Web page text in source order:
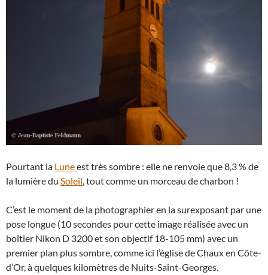
Pourtant la Luneest très sombre : elle ne renvoie que 8,3 % de
la lumière du Soleil , tout comme un morceau de charbon !
C’est le moment de la photographier en la surexposant par une
pose longue (10 secondes pour cette image réalisée avec un
boîtier Nikon D 3200 et son objectif 18-105 mm) avec un
premier plan plus sombre, comme ici l’église de Chaux en Côte-
d’Or, à quelques kilomètres de Nuits-Saint-Georges.